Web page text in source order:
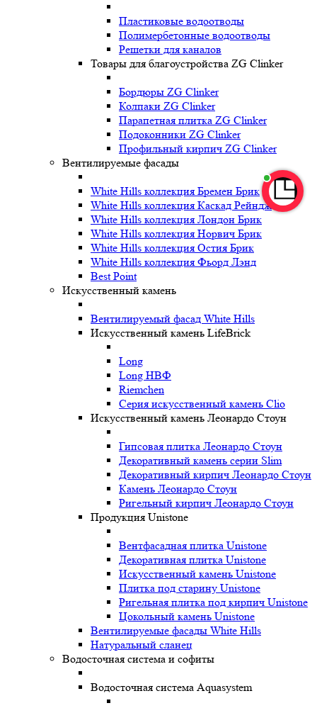
Пластиковые водоотводы
Полимербетонные водоотводы
Решетки для каналов
Товары для благоустройства ZG Clinker
Бордюры ZG Clinker
Колпаки ZG Clinker
Парапетная плитка ZG Clinker
Подоконники ZG Clinker
Профильный кирпич ZG Clinker
Вентилируемые фасады
White Hills коллекция Бремен Брик
White Hills коллекция Каскад Рейндж
White Hills коллекция Лондон Брик
White Hills коллекция Норвич Брик
White Hills коллекция Остия Брик
White Hills коллекция Фьорд Лэнд
Best Point
Искусственный камень
Вентилируемый фасад White Hills
Искусственный камень LifeBrick
Long
Long НВФ
Riemchen
Серия искусственный камень Clio
Искусственный камень Леонардо Стоун
Гипсовая плитка Леонардо Стоун
Декоративный камень серии Slim
Декоративный кирпич Леонардо Стоун
Камень Леонардо Стоун
Ригельный кирпич Леонардо Стоун
Продукция Unistone
Вентфасадная плитка Unistone
Декоративная плитка Unistone
Искусственный камень Unistone
Плитка под старину Unistone
Ригельная плитка под кирпич Unistone
Цокольный камень Unistone
Вентилируемые фасады White Hills
Натуральный сланец
Водосточная система и софиты
Водосточная система Aquasystem